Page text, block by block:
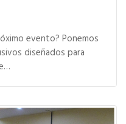
evento? Ponemos
diseñados para